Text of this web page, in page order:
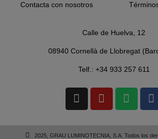
Contacta con nosotros
Calle de Huelva, 12
08940 Cornellà de Llobregat
Telf.: +34 933 257 611
2025, GRAU LUMINOTECNIA, S.A. Todos los